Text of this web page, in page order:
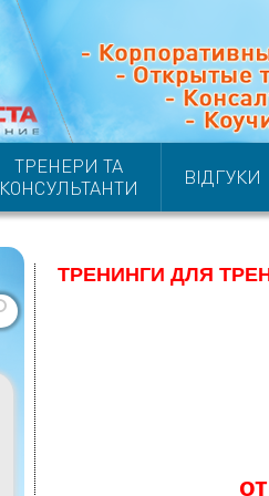
ТРЕНЕРИ ТА
КОНСУЛЬТАНТИ
ВІДГУКИ
ТРЕНИНГИ ДЛЯ